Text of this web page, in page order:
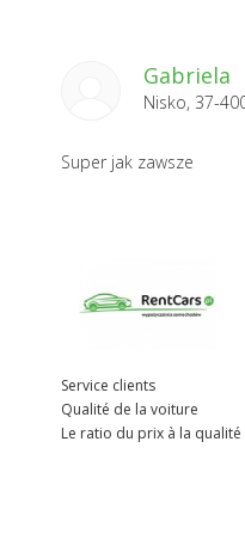
Gabriela
Super jak zawsze
Service clients
Qualité de la voiture
Le ratio du prix à la qualité